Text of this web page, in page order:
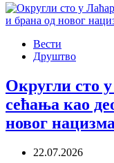
Вести
Друштво
Округли сто
сећања као
новог
22.07.2026